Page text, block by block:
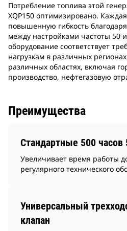
Потребление топлива этой
XQP150 оптимизировано.
повышенную гибкость
между настройками частоты 50
оборудование соответствует
нагрузкам в различных
различных областях, включая
производство, нефтегазовую
Преимущества
Стандартные 500 часов
Увеличивает время работы
регулярного технического
Универсальный
клапан